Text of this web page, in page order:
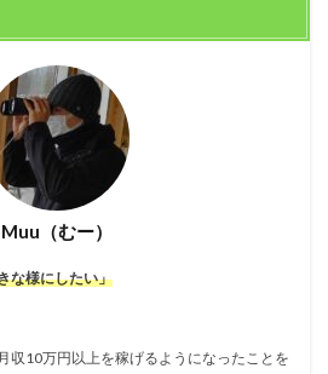
Muu（むー）
な様にしたい」
収10万円以上を稼げるようになったことを